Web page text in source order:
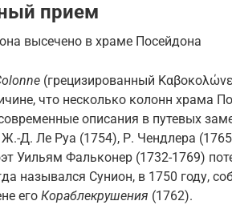
прием
высечено в храме Посейдона
(грецизированный
что несколько колонн храма
описания в путевых
Ж.-Д. Ле Руа (1754), Р. Чендлера
Уильям Фальконер (1732-1769)
назывался Сунион, в 1750 году,
его Кораблекрушения (1762).